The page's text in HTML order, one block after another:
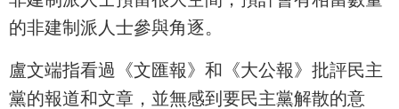
的非建制派人士參與角逐。
盧文端指看過《文匯報》和《大公報》批評民主
黨的報道和文章，並無感到要民主黨解散的意